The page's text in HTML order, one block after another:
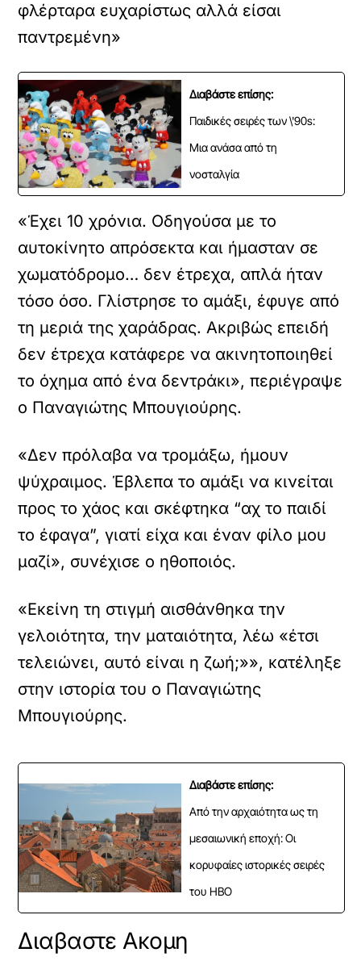
φλέρταρα ευχαρίστως αλλά είσαι
παντρεμένη»
Διαβάστε επίσης:
Παιδικές σειρές των \'90s:
Μια ανάσα από τη
νοσταλγία
«Έχει 10 χρόνια. Οδηγούσα με το
αυτοκίνητο απρόσεκτα και ήμασταν σε
χωματόδρομο… δεν έτρεχα, απλά ήταν
τόσο όσο. Γλίστρησε το αμάξι, έφυγε από
τη μεριά της χαράδρας. Ακριβώς επειδή
δεν έτρεχα κατάφερε να ακινητοποιηθεί
το όχημα από ένα δεντράκι», περιέγραψε
ο Παναγιώτης Μπουγιούρης.
«Δεν πρόλαβα να τρομάξω, ήμουν
ψύχραιμος. Έβλεπα το αμάξι να κινείται
προς το χάος και σκέφτηκα “αχ το παιδί
το έφαγα”, γιατί είχα και έναν φίλο μου
μαζί», συνέχισε ο ηθοποιός.
«Εκείνη τη στιγμή αισθάνθηκα την
γελοιότητα, την ματαιότητα, λέω «έτσι
τελειώνει, αυτό είναι η ζωή;»», κατέληξε
στην ιστορία του ο Παναγιώτης
Μπουγιούρης.
Διαβάστε επίσης:
Από την αρχαιότητα ως τη
μεσαιωνική εποχή: Οι
κορυφαίες ιστορικές σειρές
του HBO
Διαβαστε Ακομη